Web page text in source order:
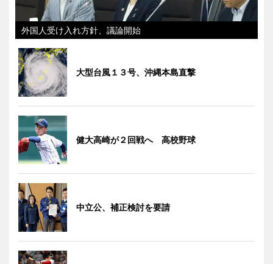
外国人受け入れ方針、議論開始
大型台風１３号、沖縄本島直撃
健大高崎が２回戦へ 高校野球
中立公、補正検討を要請